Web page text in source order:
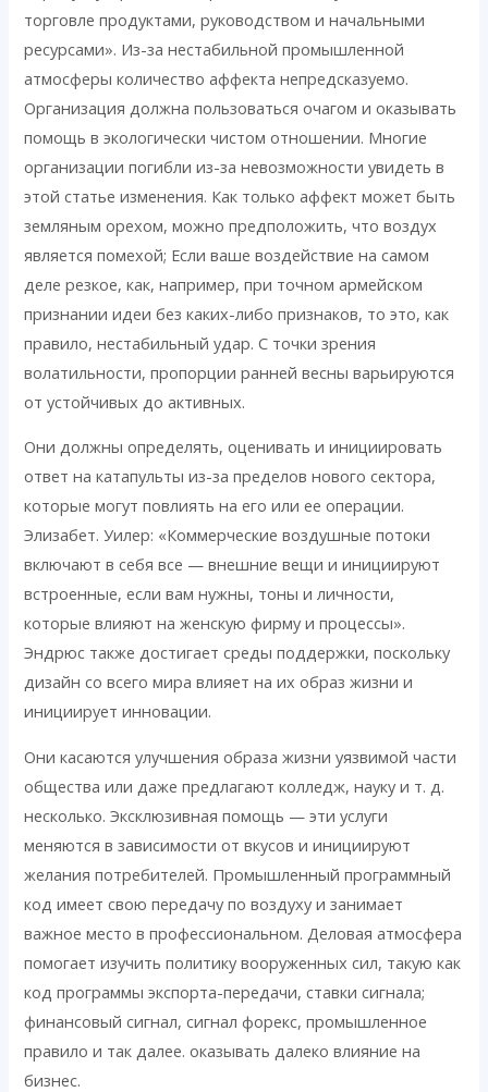
торговле продуктами, руководством и начальными
ресурсами». Из-за нестабильной промышленной
атмосферы количество аффекта непредсказуемо.
Организация должна пользоваться очагом и оказывать
помощь в экологически чистом отношении. Многие
организации погибли из-за невозможности увидеть в
этой статье изменения. Как только аффект может быть
земляным орехом, можно предположить, что воздух
является помехой; Если ваше воздействие на самом
деле резкое, как, например, при точном армейском
признании идеи без каких-либо признаков, то это, как
правило, нестабильный удар. С точки зрения
волатильности, пропорции ранней весны варьируются
от устойчивых до активных.
Они должны определять, оценивать и инициировать
ответ на катапульты из-за пределов нового сектора,
которые могут повлиять на его или ее операции.
Элизабет. Уилер: «Коммерческие воздушные потоки
включают в себя все — внешние вещи и инициируют
встроенные, если вам нужны, тоны и личности,
которые влияют на женскую фирму и процессы».
Эндрюс также достигает среды поддержки, поскольку
дизайн со всего мира влияет на их образ жизни и
инициирует инновации.
Они касаются улучшения образа жизни уязвимой части
общества или даже предлагают колледж, науку и т. д.
несколько. Эксклюзивная помощь — эти услуги
меняются в зависимости от вкусов и инициируют
желания потребителей. Промышленный программный
код имеет свою передачу по воздуху и занимает
важное место в профессиональном. Деловая атмосфера
помогает изучить политику вооруженных сил, такую ​​как
код программы экспорта-передачи, ставки сигнала;
финансовый сигнал, сигнал форекс, промышленное
правило и так далее. оказывать далеко влияние на
бизнес.